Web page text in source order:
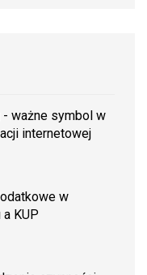
- ważne symbol w
internetowej
w
KUP